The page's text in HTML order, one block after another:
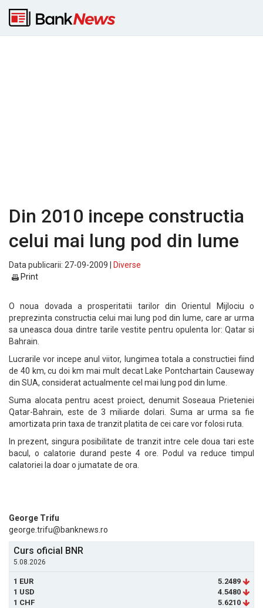
Din 2010 incepe constructia
celui mai lung pod din lume
Data publicarii: 27-09-2009 |
Diverse
Print
O noua dovada a prosperitatii tarilor din Orientul Mijlociu o
preprezinta constructia celui mai lung pod din lume, care ar urma
sa uneasca doua dintre tarile vestite pentru opulenta lor: Qatar si
Bahrain.
Lucrarile vor incepe anul viitor, lungimea totala a constructiei fiind
de 40 km, cu doi km mai mult decat Lake Pontchartain Causeway
din SUA, considerat actualmente cel mai lung pod din lume.
Suma alocata pentru acest proiect, denumit Soseaua Prieteniei
Qatar-Bahrain, este de 3 miliarde dolari. Suma ar urma sa fie
amortizata prin taxa de tranzit platita de cei care vor folosi ruta.
In prezent, singura posibilitate de tranzit intre cele doua tari este
bacul, o calatorie durand peste 4 ore. Podul va reduce timpul
calatoriei la doar o jumatate de ora.
George Trifu
george.trifu@banknews.ro
Curs oficial BNR
5.08.2026
1 EUR
5.2489
1 USD
4.5480
1 CHF
5.6210